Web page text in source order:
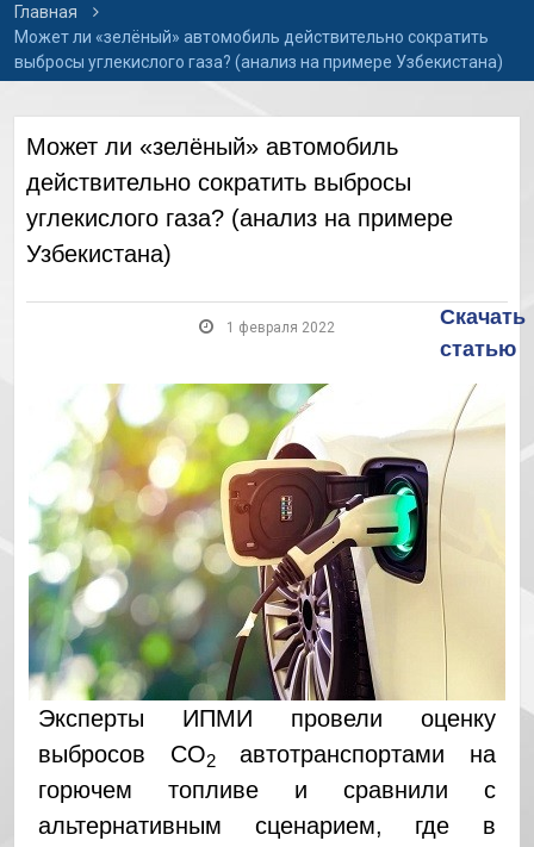
Главная
Может ли «зелёный» автомобиль действительно сократить
выбросы углекислого газа? (анализ на примере Узбекистана)
Может ли «зелёный» автомобиль
действительно сократить выбросы
углекислого газа? (анализ на примере
Узбекистана)
1 февраля 2022
Скачать
статью
Эксперты ИПМИ провели оценку
выбросов СО2автотранспортами на
горючем топливе и сравнили с
альтернативным сценарием, где в